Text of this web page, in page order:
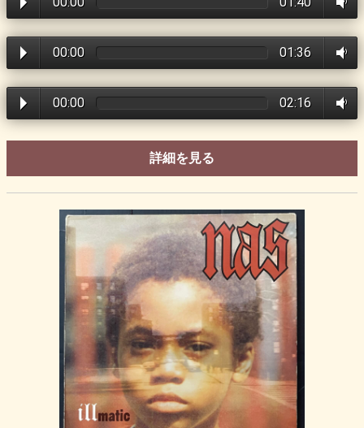
00:00 01:36
00:00 02:16
詳細を見る